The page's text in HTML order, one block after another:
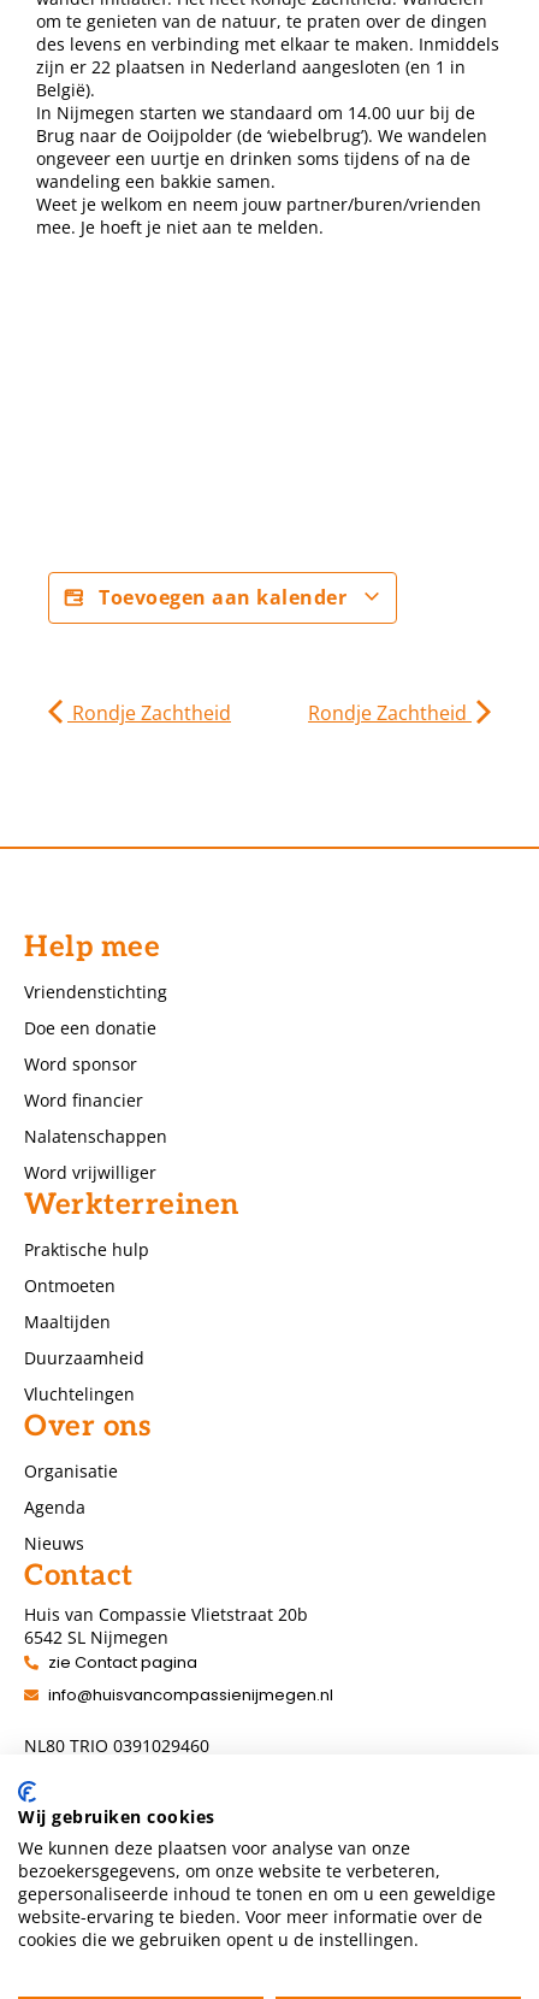
om te genieten van de natuur, te praten over de dingen
des levens en verbinding met elkaar te maken. Inmiddels
zijn er 22 plaatsen in Nederland aangesloten (en 1 in
België).
In Nijmegen starten we standaard om 14.00 uur bij de
Brug naar de Ooijpolder (de ‘wiebelbrug’). We wandelen
ongeveer een uurtje en drinken soms tijdens of na de
wandeling een bakkie samen.
Weet je welkom en neem jouw partner/buren/vrienden
mee. Je hoeft je niet aan te melden.
Toevoegen aan kalender
Rondje Zachtheid Rondje Zachtheid
Help mee
Vriendenstichting
Doe een donatie
Word sponsor
Word financier
Nalatenschappen
Word vrijwilliger
Werkterreinen
Praktische hulp
Ontmoeten
Maaltijden
Duurzaamheid
Vluchtelingen
Over ons
Organisatie
Agenda
Nieuws
Contact
Huis van Compassie Vlietstraat 20b
6542 SL Nijmegen
zie Contact pagina
info@huisvancompassienijmegen.nl
NL80 TRIO 0391029460
Volg ons
Wij gebruiken cookies
We kunnen deze plaatsen voor analyse van onze
bezoekersgegevens, om onze website te verbeteren,
gepersonaliseerde inhoud te tonen en om u een geweldige
website-ervaring te bieden. Voor meer informatie over de
cookies die we gebruiken opent u de instellingen.